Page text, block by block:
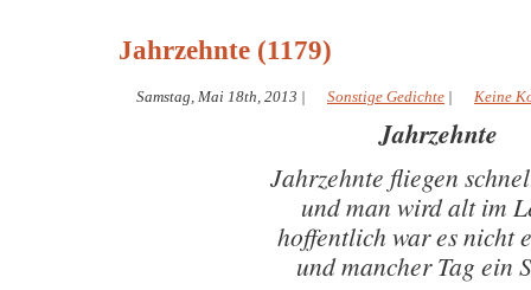
Jahrzehnte (1179)
Samstag, Mai 18th, 2013 | Sonstige Gedichte | Keine
Jahrzehnte
Jahrzehnte fliegen
und man wird alt im
hoffentlich war es nicht
und mancher Tag ein